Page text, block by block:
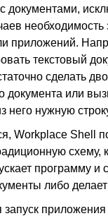
документами,
необходимость
приложений.
текстовый
сделать
документа или
него нужную
Workplace Shell
схему,
программу
либо
запуск